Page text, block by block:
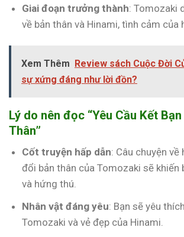
Giai đoạn trưởng thành: Tomozaki
về bản thân và Hinami, tình cảm của
Xem Thêm
Review sách Cuộc Đời
sự xứng đáng như lời đồn?
Lý do nên đọc “Yêu Cầu Kết
Thân”
Cốt truyện hấp dẫn: Câu chuyện
đổi bản thân của Tomozaki sẽ khiến
và hứng thú.
Nhân vật đáng yêu: Bạn sẽ yêu
Tomozaki và vẻ đẹp của Hinami.